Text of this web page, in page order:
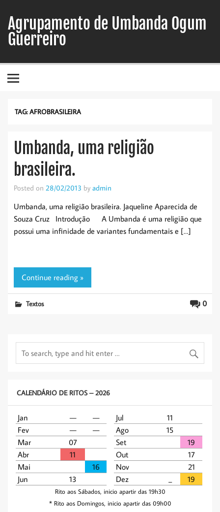
content
Agrupamento de Umbanda Ogum
Guerreiro
TAG:AFROBRASILEIRA
Umbanda, uma religião
brasileira.
Posted on 28/02/2013 by admin
Umbanda, uma religião brasileira. Jaqueline Aparecida de
Souza Cruz Introdução A Umbanda é uma religião que
possui uma infinidade de variantes fundamentais e […]
Continue reading »
0
Textos
CALENDÁRIO DE RITOS – 2026
Jan — — Jul
11
Fev
— — Ago
15
Mar
07 Set
19
Abr
11 Out
17
Mai
16 Nov
21
Jun
13 Dez 19
Rito aos Sábados, inicio apartir das 19h30
* Rito aos Domingos, inicio apartir das 09h00